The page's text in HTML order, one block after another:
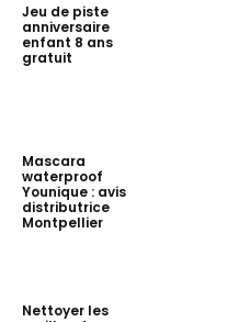
Jeu de piste
anniversaire
enfant 8 ans
gratuit
Mascara
waterproof
Younique : avis
distributrice
Montpellier
Nettoyer les